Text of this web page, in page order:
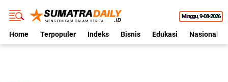
Minggu 9•08•2026
Home Terpopuler Indeks Bisnis Edukasi Nasional